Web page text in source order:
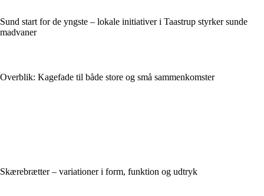
Sund start for de yngste – lokale initiativer i Taastrup styrker sunde
madvaner
Overblik: Kagefade til både store og små sammenkomster
Skærebrætter – variationer i form, funktion og udtryk